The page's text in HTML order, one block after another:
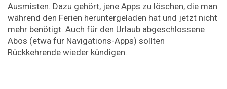
Ausmisten. Dazu gehört, jene Apps zu löschen, die man
während den Ferien heruntergeladen hat und jetzt nicht
mehr benötigt. Auch für den Urlaub abgeschlossene
Abos (etwa für Navigations-Apps) sollten
Rückkehrende wieder kündigen.